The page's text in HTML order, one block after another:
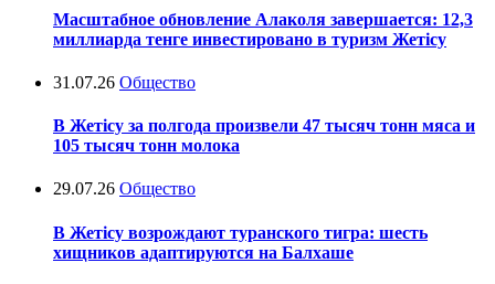
Масштабное обновление Алаколя завершается: 12,3
миллиарда тенге инвестировано в туризм Жетісу
31.07.26 Общество
В Жетісу за полгода произвели 47 тысяч тонн мяса и
105 тысяч тонн молока
29.07.26 Общество
В Жетісу возрождают туранского тигра: шесть
хищников адаптируются на Балхаше